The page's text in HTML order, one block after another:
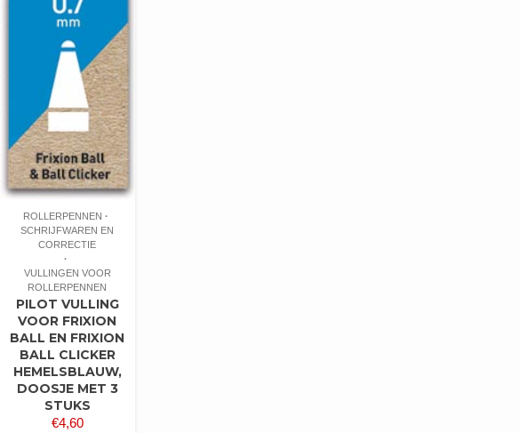
ROLLERPENNEN
SCHRIJFWAREN EN
CORRECTIE
VULLINGEN VOOR
ROLLERPENNEN
PILOT VULLING
VOOR FRIXION
BALL EN FRIXION
BALL CLICKER
HEMELSBLAUW,
DOOSJE MET 3
STUKS
€4,60